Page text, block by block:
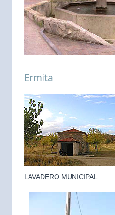
Ermita
LAVADERO MUNICIPAL